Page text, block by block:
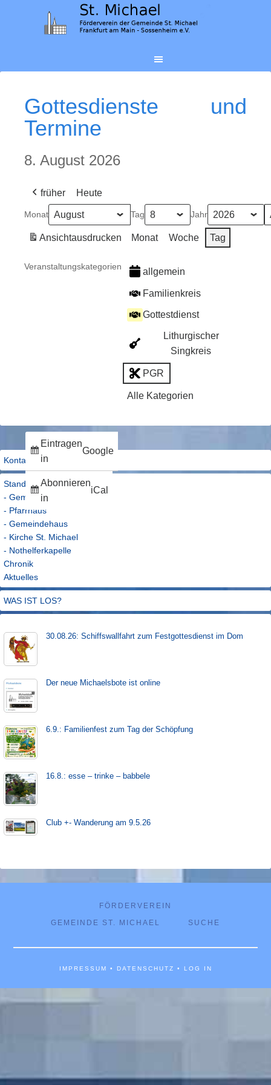
Gottesdienste und
Termine
8. August 2026
früher Heute
Monat Tag Jahr
Ansichtausdrucken Monat Woche Tag
Veranstaltungskategorien allgemein
Familienkreis
Gottestdienst
Lithurgischer
Singkreis
PGR
Alle Kategorien
Eintragen
in
Google
Abonnieren
in
iCal
Kontakt
Standorte
- Gemeindebüro
- Pfarrhaus
- Gemeindehaus
- Kirche St. Michael
- Nothelferkapelle
Chronik
Aktuelles
WAS IST LOS?
30.08.26: Schiffs­­wall­fahr­t zum Fest­gott­es­dienst im Dom
Der neue Michaels­bote ist on­line
6.9.: Familienfest zum Tag der Schöpfung
16.8.: esse – trinke – babbele
Club +- Wanderung am 9.5.26
FÖRDERVEREIN
GEMEINDE ST. MICHAEL
SUCHE
IMPRESSUM • DATENSCHUTZ • LOG IN